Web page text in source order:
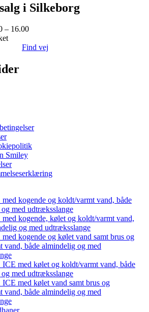
i Silkeborg
– 16.00
Find vej
Smiley
med kogende og koldt/varmt vand, både
med udtræksslange
med kogende, kølet og koldt/varmt vand,
og med udtræksslange
med kogende og kølet vand samt brus og
vand, både almindelig og med
ICE med kølet og koldt/varmt vand, både
med udtræksslange
ICE med kølet vand samt brus og
vand, både almindelig og med